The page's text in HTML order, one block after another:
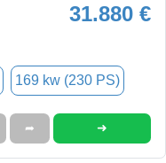
31.880 €
169 kw (230 PS)
➦ ➜